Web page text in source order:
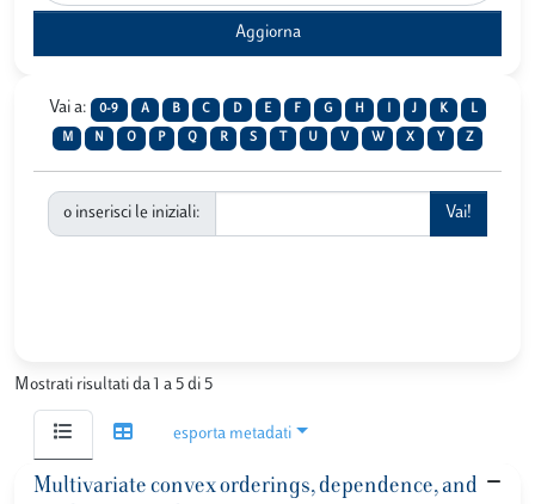
Vai a: 0-9 A B C D E F G H J K L
M N O P Q R S U V W X Y Z
o inserisci le iniziali:
Mostrati risultati da 1 a 5 di 5
esporta metadati
Multivariate convex orderings, dependence, and